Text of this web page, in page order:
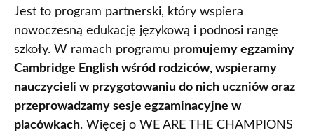
Jest to program partnerski, który wspiera
nowoczesną edukację językową i podnosi rangę
szkoły. W ramach programu promujemy egzaminy
Cambridge English wśród rodziców, wspieramy
nauczycieli w przygotowaniu do nich uczniów oraz
przeprowadzamy sesje egzaminacyjne w
placówkach. Więcej o WE ARE THE CHAMPIONS